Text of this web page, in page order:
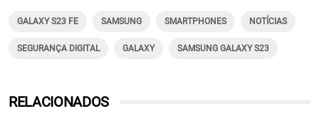
GALAXY S23 FE SAMSUNG SMARTPHONES NOTÍCIAS
SEGURANÇA DIGITAL GALAXY SAMSUNG GALAXY S23
RELACIONADOS